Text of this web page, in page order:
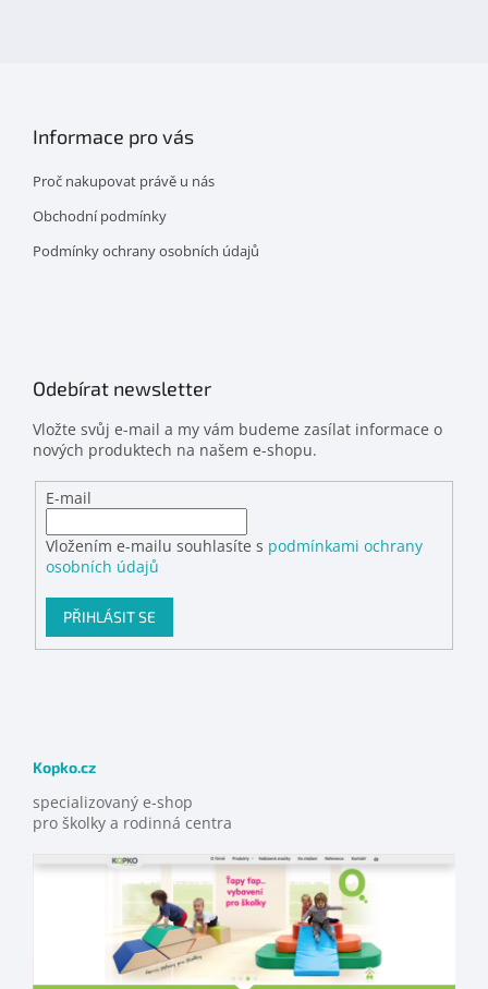
Informace pro vás
Proč nakupovat právě u nás
Obchodní podmínky
Podmínky ochrany osobních údajů
Odebírat newsletter
Vložte svůj e-mail a my vám budeme zasílat informace o
nových produktech na našem e-shopu.
E-mail
Vložením e-mailu souhlasíte s podmínkami ochrany
osobních údajů
PŘIHLÁSIT SE
Kopko.cz
specializovaný e-shop
pro školky a rodinná centra